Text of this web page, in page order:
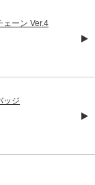
ェーン Ver.4
ッジ